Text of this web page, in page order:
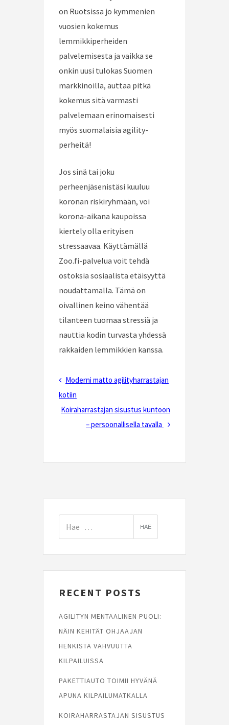
on Ruotsissa jo kymmenien
vuosien kokemus
lemmikkiperheiden
palvelemisesta ja vaikka se
onkin uusi tulokas Suomen
markkinoilla, auttaa pitkä
kokemus sitä varmasti
palvelemaan erinomaisesti
myös suomalaisia agility-
perheitä!
Jos sinä tai joku
perheenjäsenistäsi kuuluu
koronan riskiryhmään, voi
korona-aikana kaupoissa
kiertely olla erityisen
stressaavaa. Käyttämällä
Zoo.fi-palvelua voit tehdä
ostoksia sosiaalista etäisyyttä
noudattamalla. Tämä on
oivallinen keino vähentää
tilanteen tuomaa stressiä ja
nauttia kodin turvasta yhdessä
rakkaiden lemmikkien kanssa.
Post
navigation
Previous
Post
Moderni matto agilityharrastajan
kotiin
Next
Koiraharrastajan sisustus kuntoon
– persoonallisella tavalla
RECENT POSTS
AGILITYN MENTAALINEN PUOLI:
NÄIN KEHITÄT OHJAAJAN
HENKISTÄ VAHVUUTTA
KILPAILUISSA
PAKETTIAUTO TOIMII HYVÄNÄ
APUNA KILPAILUMATKALLA
KOIRAHARRASTAJAN SISUSTUS